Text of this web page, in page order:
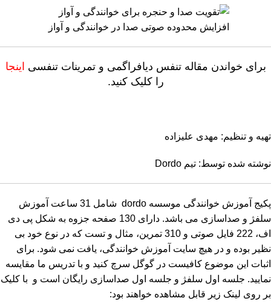
افزایش محدوده صوتی صدا در خوانندگی و آواز
برای خواندن مقاله تنفس دیافراگمی و تمرینات تنفسی اینجا
را کلیک کنید.
تهیه و تنظیم: مهدی علیزاده
نوشته شده توسط: تیم Dordo
پکیج آموزش خوانندگی موسسه dordo شامل 31 ساعت آموزش
سلفژ و صداسازی می باشد. دارای 130 صفحه جزوه به شکل پی دی
اف، 222 فایل صوتی و 310 تمرین، مثال و تست که در نوع خود بی
نظیر بوده و در هیچ سایت آموزش خوانندگی، یافت نمی شود. برای
اثبات این موضوع کافیست در گوگل سرچ کنید و با تدریس ما مقایسه
نمایید. جلسه اول سلفژ و جلسه اول صداسازی رایگان است و با کلیک
بر روی لینک زیر قابل مشاهده خواهند بود: